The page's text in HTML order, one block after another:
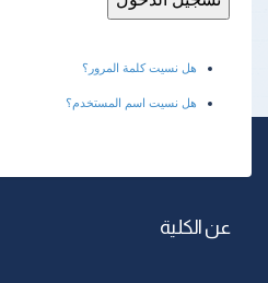
هل نسيت كلمة المرور؟
هل نسيت اسم المستخدم؟
عن الكلية